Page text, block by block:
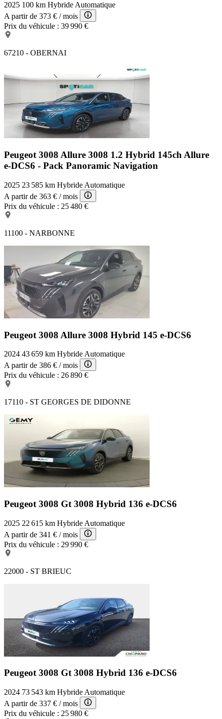
2025 100 km Hybride Automatique
A partir de 373 € / mois
Prix du véhicule : 39 990 €
67210 - OBERNAI
Peugeot 3008 Allure 3008 1.2 Hybrid 145ch Allure
e-DCS6 - Pack Panoramic Navigation
2025 23 585 km Hybride Automatique
A partir de 363 € / mois
Prix du véhicule : 25 480 €
11100 - NARBONNE
Peugeot 3008 Allure 3008 Hybrid 145 e-DCS6
2024 43 659 km Hybride Automatique
A partir de 386 € / mois
Prix du véhicule : 26 890 €
17110 - ST GEORGES DE DIDONNE
Peugeot 3008 Gt 3008 Hybrid 136 e-DCS6
2025 22 615 km Hybride Automatique
A partir de 341 € / mois
Prix du véhicule : 29 990 €
22000 - ST BRIEUC
Peugeot 3008 Gt3008 Hybrid 136 e-DCS6
2024 73 543 km Hybride Automatique
A partir de 337 € / mois
Prix du véhicule : 25 980 €